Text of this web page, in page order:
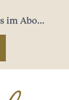
im Abo...